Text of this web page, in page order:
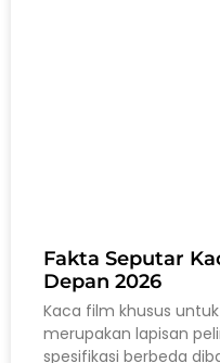
Fakta Seputar
Depan 2026
Kaca film khusus
merupakan lapisan
spesifikasi berbeda